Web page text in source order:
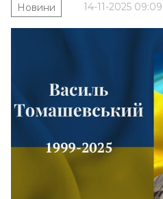
14-11-2025 09:09
Новини